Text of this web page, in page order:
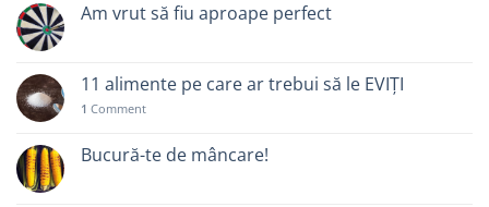
Am vrut să fiu aproape perfect
11 alimente pe care ar trebui să le EVIȚI
1 Comment
Bucură-te de mâncare!